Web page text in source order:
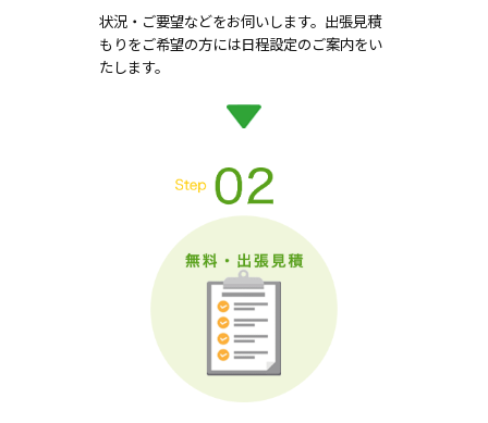
状況・ご要望などをお伺いします。出張見積
もりをご希望の方には日程設定のご案内をい
たします。